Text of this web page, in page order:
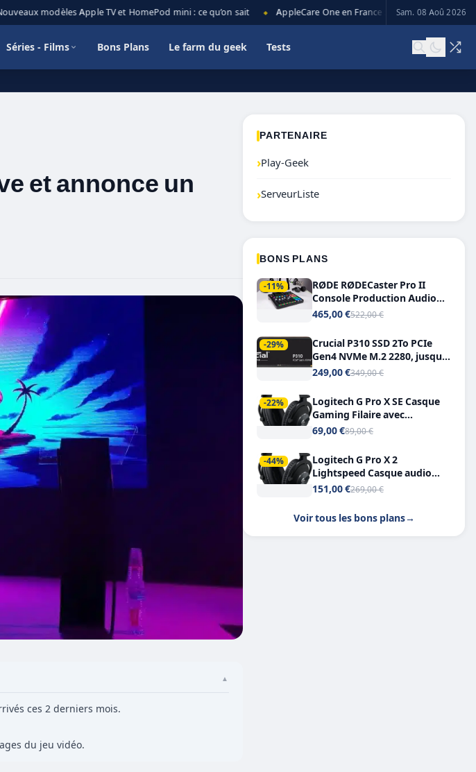
modèles Apple TV et HomePod mini : ce qu’on sait ◆ AppleCare One en France : prix, couverture et
Sam. 08 Aoû 2026
Séries - Films Bons Plans Le farm du geek Tests
et annonce un
▲
ces 2 derniers mois.
du jeu vidéo.
PARTENAIRE
›Play-Geek
›ServeurListe
BONS PLANS
-11%
RØDE RØDECaster Pro II
Console Production Audio
Tout-en-Un, Bluetooth et
465,00 €522,00 €
-29%
Crucial P310 SSD 2To PCIe
Gen4 NVMe M.2 2280, jusqu’à
7.100 Mo/s
249,00 €349,00 €
-22%
Logitech G Pro X SE Casque
Gaming Filaire avec
Microphone Micro
7.1
69,00 €89,00 €
-44%
Logitech G Pro X 2
Lightspeed Casque audio
bluetooth
151,00 €269,00 €
Voir tous les bons plans→